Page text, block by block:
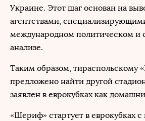
Украине. Этот шаг основан на
агентствами,
международном политическом и
анализе.
Таким образом, тираспольскому
предложено найти другой
заявлен в еврокубках как
«Шериф» стартует в еврокубках с